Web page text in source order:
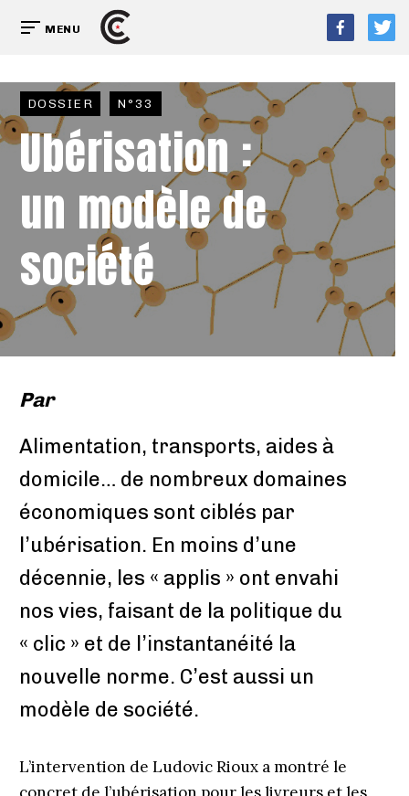
MENU
DOSSIER N°33
Ubérisation :
un modèle de
société
Par
Alimentation, transports, aides à
domicile… de nombreux domaines
économiques sont ciblés par
l’ubérisation. En moins d’une
décennie, les « applis » ont envahi
nos vies, faisant de la politique du
« clic » et de l’instantanéité la
nouvelle norme. C’est aussi un
modèle de société.
L’intervention de Ludovic Rioux a montré le